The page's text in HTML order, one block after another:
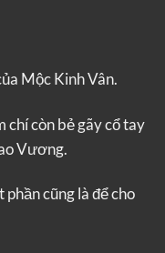
Mộc Kinh Vân.
chí còn bẻ gãy cổ tay
Vương.
cũng là để cho